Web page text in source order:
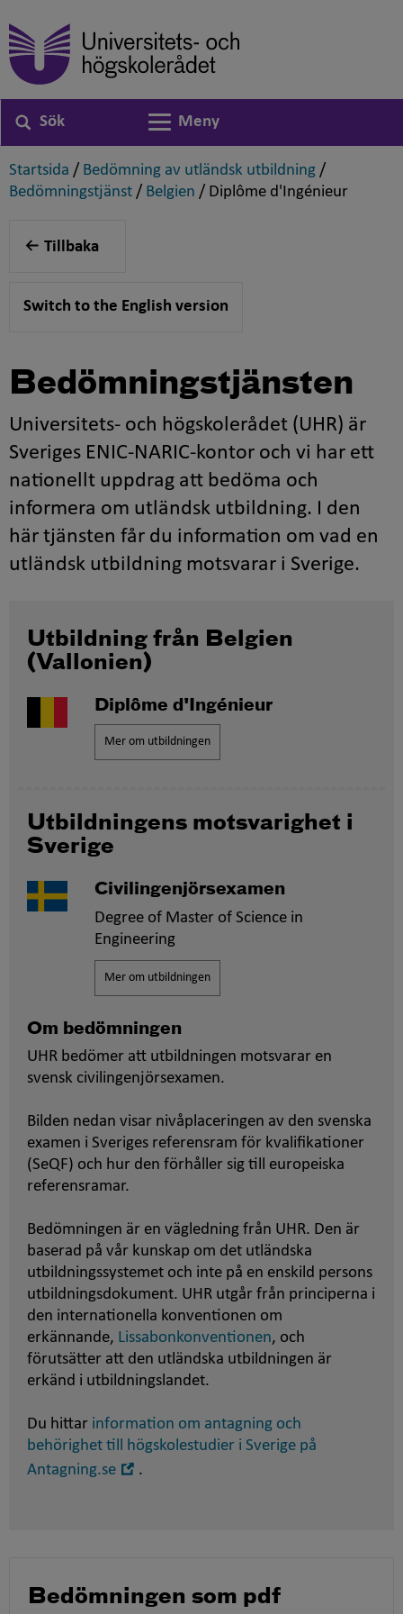
Sök
Växla navigering
Meny
Startsida ,
/ Bedömning av utländsk utbildning ,
/
Bedömningstjänst ,
/ Belgien ,
/ Diplôme d'Ingénieur,
Tillbaka
Switch to the English version
Bedömningstjänsten
Universitets- och högskolerådet (UHR) är
Sveriges ENIC-NARIC-kontor och vi har ett
nationellt uppdrag att bedöma och
informera om utländsk utbildning. I den
här tjänsten får du information om vad en
utländsk utbildning motsvarar i Sverige.
Utbildning från Belgien
(Vallonien)
Diplôme d'Ingénieur
Mer om utbildningen
Utbildningens motsvarighet i
Sverige
Civilingenjörsexamen
Degree of Master of Science in
Engineering
Mer om utbildningen
Om bedömningen
UHR bedömer att utbildningen motsvarar en
svensk civilingenjörsexamen.
Bilden nedan visar nivåplaceringen av den svenska
examen i Sveriges referensram för kvalifikationer
(SeQF) och hur den förhåller sig till europeiska
referensramar.
Bedömningen är en vägledning från UHR. Den är
baserad på vår kunskap om det utländska
utbildningssystemet och inte på en enskild persons
utbildningsdokument. UHR utgår från principerna i
den internationella konventionen om
erkännande, Lissabonkonventionen, och
förutsätter att den utländska utbildningen är
erkänd i utbildningslandet.
Du hittar information om antagning och
behörighet till högskolestudier i Sverige på
Antagning.se
.
Bedömningen som pdf